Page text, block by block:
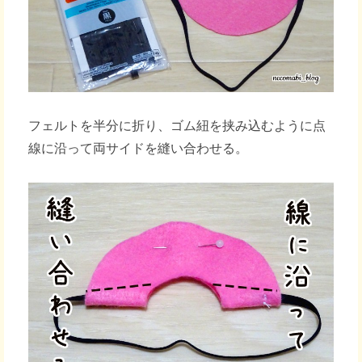
フェルトを半分に折り、ゴム紐を挟み込むように点
線に沿って両サイドを縫い合わせる。